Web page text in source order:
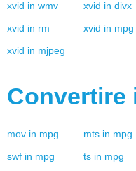
xvid in wmv xvid in divx
xvid in rm xvid in mpg
xvid in mjpeg
Convertire
mov in mpg mts in mpg
swf in mpg ts in mpg